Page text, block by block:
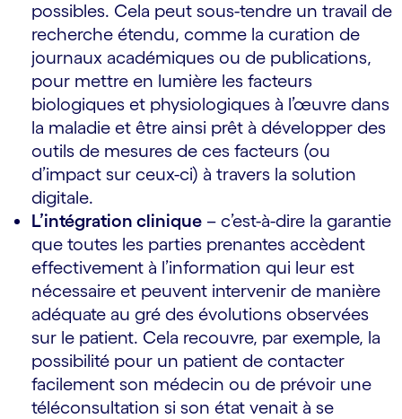
possibles. Cela peut sous-tendre un travail de
recherche étendu, comme la curation de
journaux académiques ou de publications,
pour mettre en lumière les facteurs
biologiques et physiologiques à l’œuvre dans
la maladie et être ainsi prêt à développer des
outils de mesures de ces facteurs (ou
d’impact sur ceux-ci) à travers la solution
digitale.
L’intégration clinique – c’est­-à-dire la garantie
que toutes les parties prenantes accèdent
effectivement à l’information qui leur est
nécessaire et peuvent intervenir de manière
adéquate au gré des évolutions observées
sur le patient. Cela recouvre, par exemple, la
possibilité pour un patient de contacter
facilement son médecin ou de prévoir une
téléconsultation si son état venait à se